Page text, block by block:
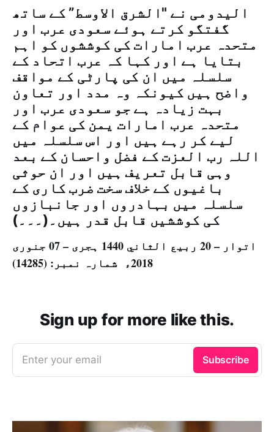
الیدومی نے "الشرق الاوسط” کے ساتھ
گفتگو کرتے ہوئے سعودی عرب اور
متحدہ عرب امارات کی کوششوں کو اہم
بتایا ہے اور کہا کہ عرب اتحاد کے
سلسلہ میں ان کی پارٹی کے مواقف
واضح ہیں کیونکہ وہ مدد اور تعاون
بہت زیادہ ہے جو سعودی عرب اور
متحدہ عرب امارات یمن کی عوام کے
لیے کر رہے ہیں اور اس سلسلہ میں
اللہ رب العزت کے فضل واحسان کے بعد
وہی قابل تعریف ہیں اور ان حوثی
باغیوں کے خلاف سخت ضرب کاری کے
سلسلہ میں بہادروں اور جانبازوں
کی کوششیں قابل قدر ہیں۔(۔۔۔)
اتوار – 20 ربيع الثاني 1440 ہجری – 07 جنوری
2018ء شمارہ نمبر: (14285)
Sign up for more like this.
Enter your email Subscribe